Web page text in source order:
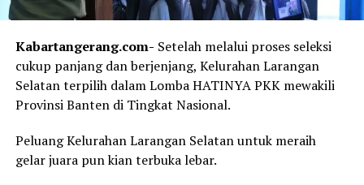
Kabartangerang.com- Setelah melalui proses seleksi
cukup panjang dan berjenjang, Kelurahan Larangan
Selatan terpilih dalam Lomba HATINYA PKK mewakili
Provinsi Banten di Tingkat Nasional.
Peluang Kelurahan Larangan Selatan untuk meraih
gelar juara pun kian terbuka lebar.